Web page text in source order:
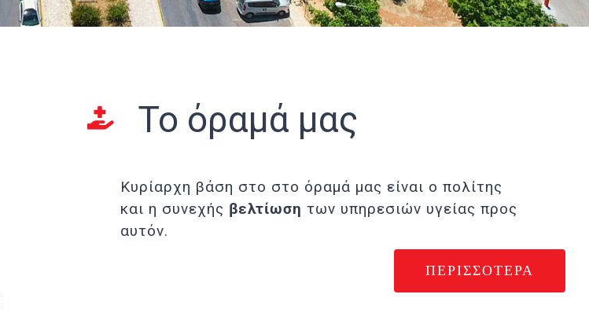
Το όραμά μας
Κυρίαρχη βάση στο στο όραμά μας είναι ο πολίτης
και η συνεχής βελτίωση των υπηρεσιών υγείας προς
αυτόν.
ΠΕΡΙΣΣΟΤΕΡΑ